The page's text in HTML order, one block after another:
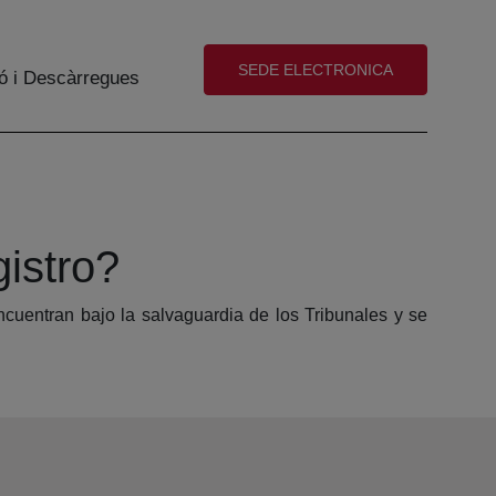
i Descàrregues (abre en nueva ventana)
SEDE ELECTRONICA
bajo la salvaguardia de los Tribunales y se